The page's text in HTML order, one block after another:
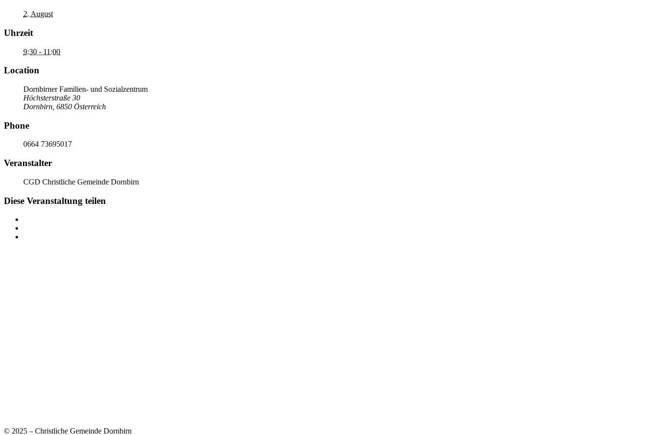
2. August
Uhrzeit
9:30 - 11:00
Location
Dornbirner Familien- und Sozialzentrum
Höchsterstraße 30
Dornbirn 6850 Österreich
Phone
0664 73695017
Veranstalter
CGD Christliche Gemeinde Dornbirn
Diese Veranstaltung teilen
© 2025 – Christliche Gemeinde Dornbirn